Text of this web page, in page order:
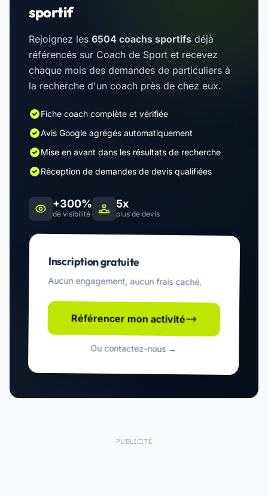
sportif
Rejoignez les 6504 coachs sportifs déjà
référencés sur Coach de Sport et recevez
chaque mois des demandes de particuliers à
la recherche d'un coach près de chez eux.
Fiche coach complète et vérifiée
Avis Google agrégés automatiquement
Mise en avant dans les résultats de recherche
Réception de demandes de devis qualifiées
+300%
de visibilité
5x
plus de devis
Inscription gratuite
Aucun engagement, aucun frais caché.
Référencer mon activité
Ou contactez-nous →
PUBLICITÉ